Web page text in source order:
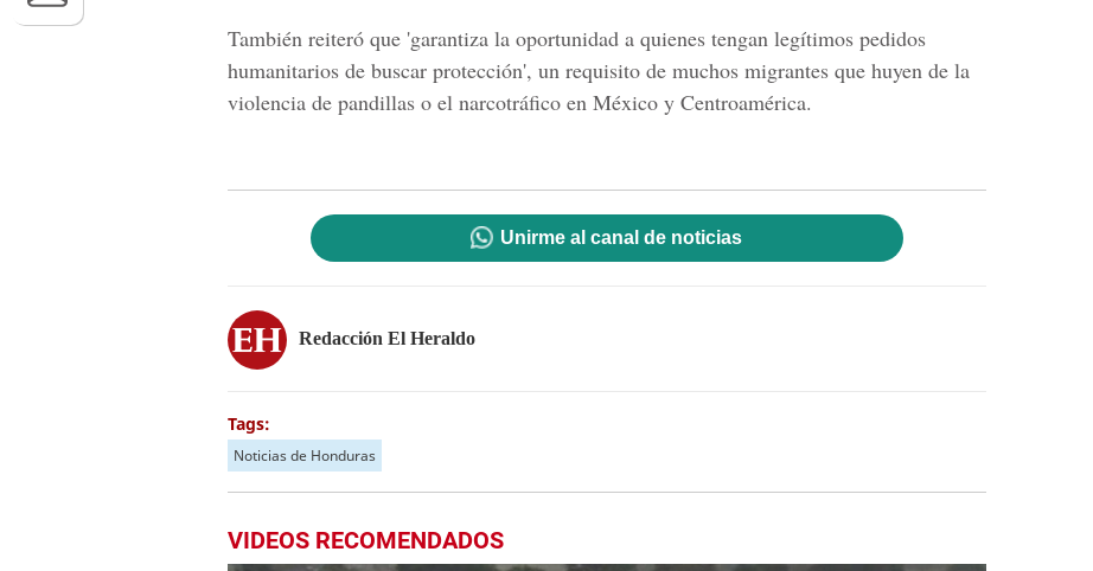
También reiteró que 'garantiza la oportunidad a quienes tengan legítimos pedidos
humanitarios de buscar protección', un requisito de muchos migrantes que huyen de la
violencia de pandillas o el narcotráfico en México y Centroamérica.
Unirme al canal de noticias
Redacción El Heraldo
Tags:
Noticias de Honduras
VIDEOS RECOMENDADOS